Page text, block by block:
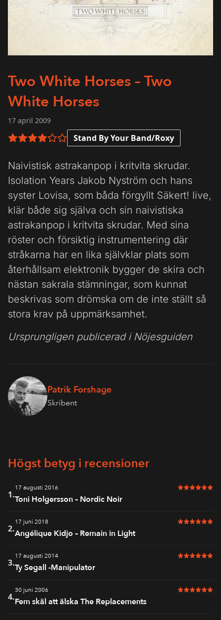
Two White Horses – Two
White Horses
17 april 2009
4 av 6 i betyg Stand By Your Band/Roxy
Naivistisk astrakanpop i kritvita skrudar.
Isolation Years Jakob Nyström och hans
syster Lovisa, som båda förgyllt Säkert! live,
klär både sig själva och sin naivistiska
astrakanpop i kritvita skrudar. Med sina
röster och försiktig instrumentering där
stråkarna har en lika självklar plats som
återhållsam elektronik bygger de skira och
nästan sakrala stämningar, som kunnat
beskrivas som drömska om de inte ställt så
stora krav på uppmärksamhet.
Ursprungligen publicerad i Nöjesguiden
Patrik Forshage
Skribent
Högst betyg i recensioner
1.
17 augusti 2016 6 av 6 i
Toni Holgersson – Nordic Noir
2.
17 juni 2018 6 av 6 i
Angélique Kidjo – Remain in Light
3.
17 augusti 2014 6 av 6 i
Ty Segall -Manipulator
4.
30 juni 2006 6 av 6 i
Fem skäl att älska The Replacements